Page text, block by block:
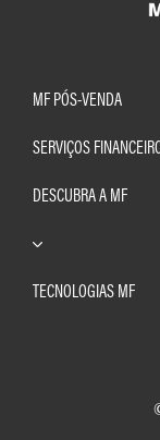
MF PÓS-VENDA
SERVIÇOS
DESCUBRA A MF
TECNOLOGIAS MF